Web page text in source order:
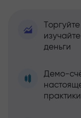
деньги
Демо-
практики